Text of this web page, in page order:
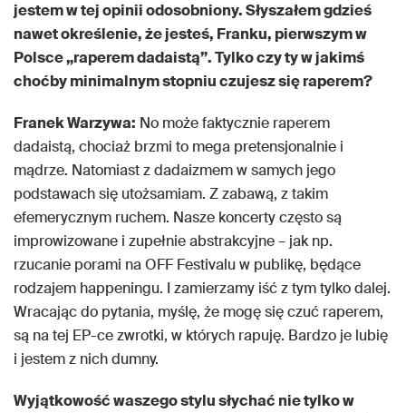
jestem w tej opinii odosobniony. Słyszałem gdzieś
nawet określenie, że jesteś, Franku, pierwszym w
Polsce „raperem dadaistą”. Tylko czy ty w jakimś
choćby minimalnym stopniu czujesz się raperem?
Franek Warzywa: No może faktycznie raperem
dadaistą, chociaż brzmi to mega pretensjonalnie i
mądrze. Natomiast z dadaizmem w samych jego
podstawach się utożsamiam. Z zabawą, z takim
efemerycznym ruchem. Nasze koncerty często są
improwizowane i zupełnie abstrakcyjne – jak np.
rzucanie porami na OFF Festivalu w publikę, będące
rodzajem happeningu. I zamierzamy iść z tym tylko dalej.
Wracając do pytania, myślę, że mogę się czuć raperem,
są na tej EP-ce zwrotki, w których rapuję. Bardzo je lubię
i jestem z nich dumny.
Wyjątkowość waszego stylu słychać nie tylko w